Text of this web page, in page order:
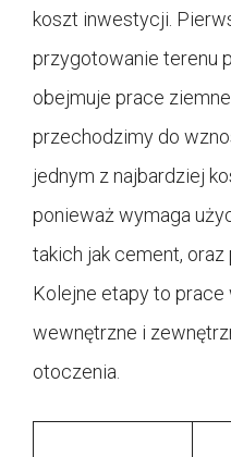
koszt inwestycji.
przygotowanie terenu
obejmuje prace
przechodzimy do
jednym z najbardziej
ponieważ wymaga
takich jak cement,
Kolejne etapy to
wewnętrzne i
otoczenia.